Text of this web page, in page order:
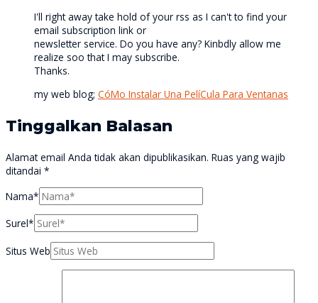
I'll right away take hold of your rss as I can't to find your
email subscription link or
newsletter service. Do you have any? Kinbdly allow me
realize soo that I may subscribe.
Thanks.
my web blog; CóMo Instalar Una PelíCula Para Ventanas
Tinggalkan Balasan
Alamat email Anda tidak akan dipublikasikan. Ruas yang wajib
ditandai *
Nama*
Surel*
Situs Web